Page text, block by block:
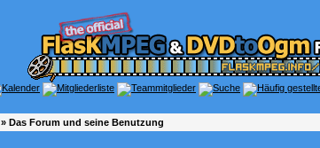
» Das Forum und seine Benutzung